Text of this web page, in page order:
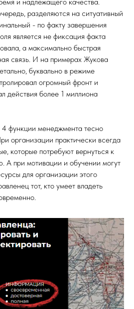
разделяются на ситуативный
- по факту завершения
является не фиксация факта
а максимально быстрая
связь. И на примерах Жукова
буквально в режиме
огромный фронт и
действия более 1 миллиона
4 функции менеджмента тесно
организации практически всегда
которые потребуют вернуться к
А при мотивации и обучении могут
для организации этого
тот, кто умеет владеть